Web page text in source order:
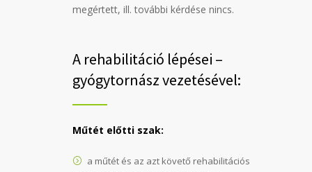
megértett, ill. további kérdése nincs.
A rehabilitáció lépései –
gyógytornász vezetésével:
Műtét előtti szak:
a műtét és az azt követő rehabilitációs